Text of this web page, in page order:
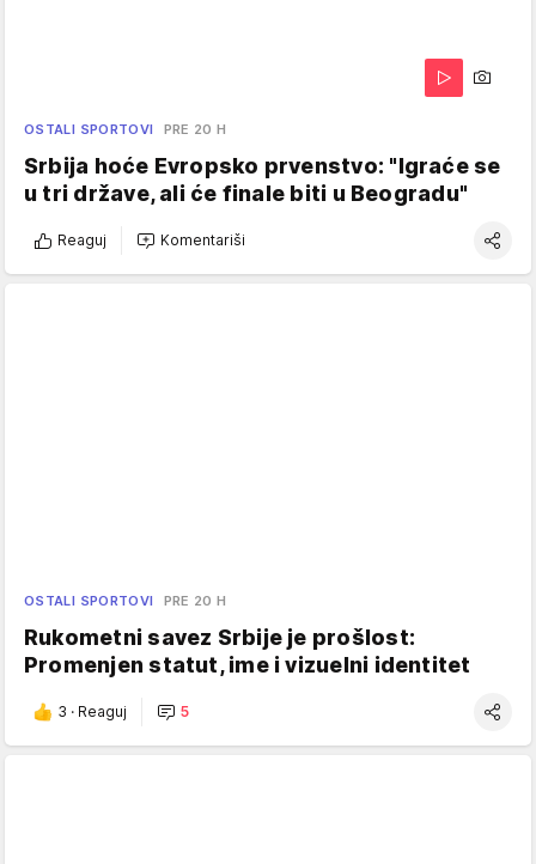
OSTALI SPORTOVI PRE 20 H
Srbija hoće Evropsko prvenstvo: "Igraće se
u tri države, ali će finale biti u Beogradu"
Reaguj Komentariši
OSTALI SPORTOVI PRE 20 H
Rukometni savez Srbije je prošlost:
Promenjen statut, ime i vizuelni identitet
3 · Reaguj 5